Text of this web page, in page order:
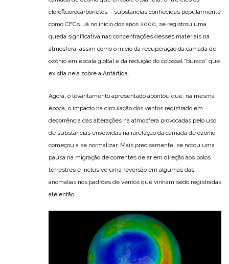
clorofluorocarbonetos – substâncias conhecidas popularmente
como CFCs. Já no início dos anos 2000, se registrou uma
queda significativa nas concentrações desses materiais na
atmosfera, assim como o início da recuperação da camada de
ozônio em escala global e da redução do colossal “buraco” que
existia nela sobre a Antártida.
Agora, o levantamento apresentado apontou que, na mesma
época, o impacto na circulação dos ventos registrado em
decorrência das alterações na atmosfera provocadas pelo uso
de substâncias envolvidas na rarefação da camada de ozônio
começou a se normalizar. Mais precisamente, se notou uma
pausa na migração de correntes de ar em direção aos polos
terrestres e inclusive uma reversão em algumas das
anomalias nos padrões de ventos que vinham sedo registradas
até então.